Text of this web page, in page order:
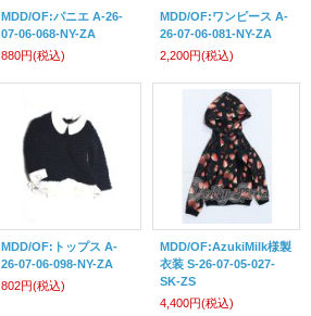
MDD/OF:パニエ A-26-
07-06-068-NY-ZA
880円(税込)
MDD/OF:ワンピース A-
26-07-06-081-NY-ZA
2,200円(税込)
MDD/OF:トップス A-
26-07-06-098-NY-ZA
802円(税込)
MDD/OF:AzukiMilk様製
衣装 S-26-07-05-027-
SK-ZS
4,400円(税込)